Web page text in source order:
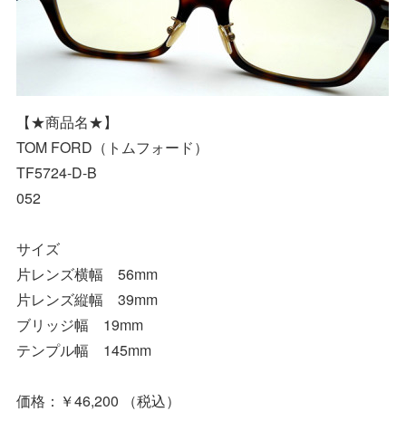
【★商品名★】
TOM FORD（トムフォード）
TF5724-D-B
052
サイズ
片レンズ横幅 56mm
片レンズ縦幅 39mm
ブリッジ幅 19mm
テンプル幅 145mm
価格：￥46,200 （税込）